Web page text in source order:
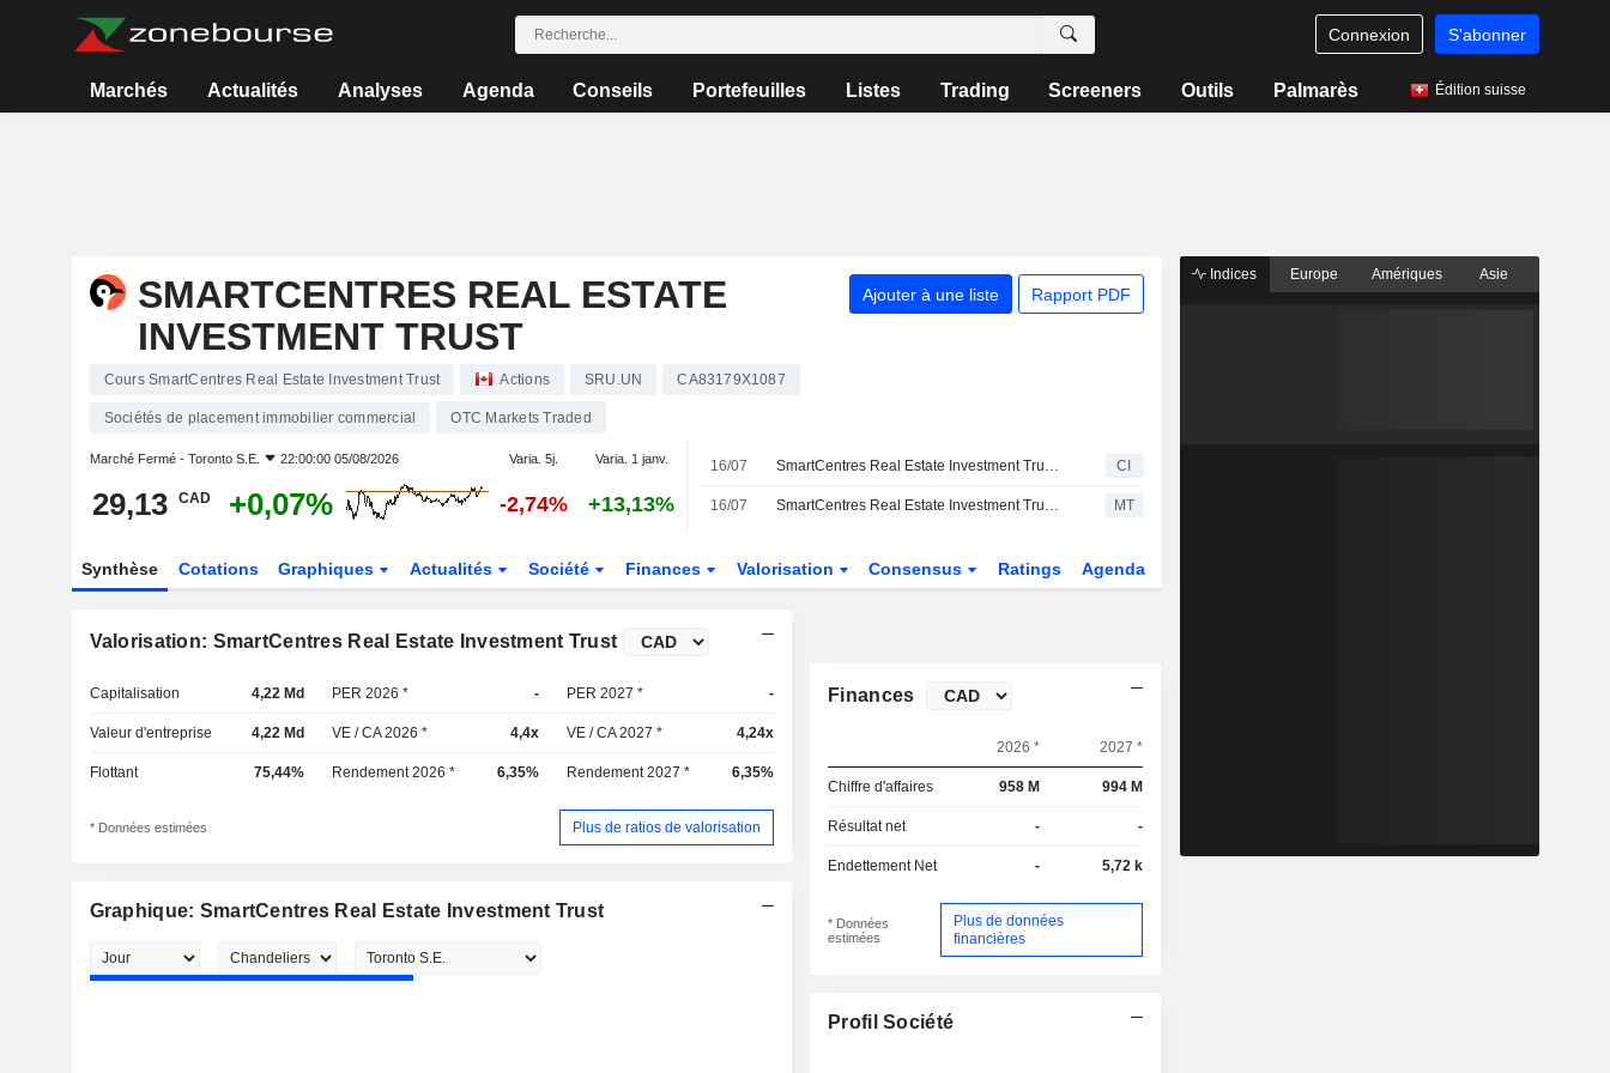
Connexion S'abonner
Marchés Actualités Analyses Agenda Conseils Portefeuilles Listes Trading Screeners Outils Palmarès Édition suisse
SMARTCENTRES REAL ESTATE
INVESTMENT TRUST
Ajouter à une liste Rapport PDF
Cours SmartCentres Real Estate Investment Trust Actions SRU.UN CA83179X1087
Sociétés de placement immobilier commercial OTC Markets Traded
Marché Fermé - Toronto S.E. 22:00:00 05/08/2026 Varia. 5j. Varia. 1 janv.
29,13 CAD +0,07% -2,74% +13,13%
16/07 SmartCentres Real Estate Investment Trust annonce une distribution pour juillet 2026, payable le 17 août 2026 CI
16/07 SmartCentres Real Estate Investment Trust annonce le versement de son dividende de juillet MT
Synthèse Cotations Graphiques Actualités Société Finances Valorisation Consensus Ratings Agenda
Valorisation: SmartCentres Real Estate Investment Trust
Capitalisation 4,22 Md PER 2026 * - PER 2027 * -
Valeur d'entreprise 4,22 Md VE / CA 2026 * 4,4x VE / CA 2027 * 4,24x
Flottant 75,44% Rendement 2026 * 6,35% Rendement 2027 * 6,35%
* Données estimées Plus de ratios de valorisation
Graphique: SmartCentres Real Estate Investment Trust
Finances
2026 * 2027 *
Chiffre d'affaires 958 M 994 M
Résultat net - -
Endettement Net - 5,72 k
* Données
estimées
Plus de données
financières
Profil Société
Indices Europe Amériques Asie